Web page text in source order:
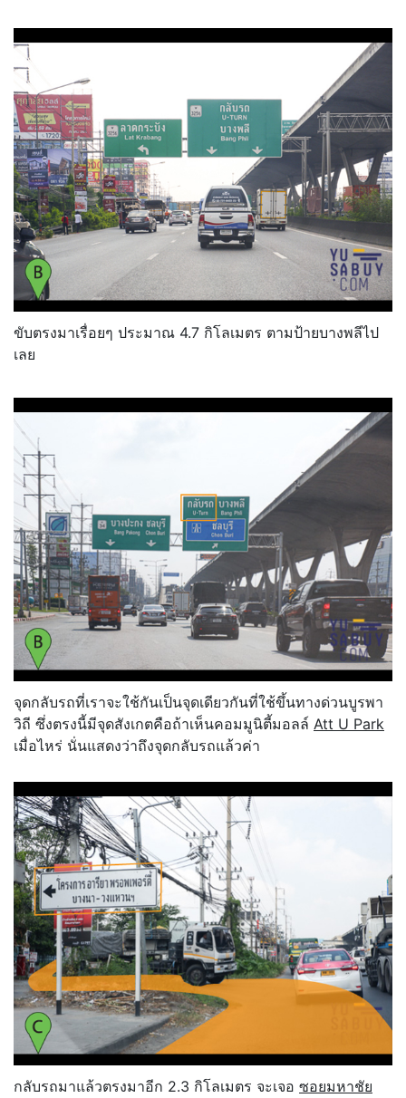
ขับตรงมาเรื่อยๆ ประมาณ 4.7 กิโลเมตร ตามป้ายบางพลีไป
เลย
จุดกลับรถที่เราจะใช้กันเป็นจุดเดียวกันที่ใช้ขึ้นทางด่วนบูรพา
วิถี ซึ่งตรงนี้มีจุดสังเกตคือถ้าเห็นคอมมูนิตี้มอลล์ Att U Park
เมื่อไหร่ นั่นแสดงว่าถึงจุดกลับรถแล้วค่า
กลับรถมาแล้วตรงมาอีก 2.3 กิโลเมตร จะเจอ ซอยมหาชัย